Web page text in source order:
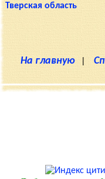
Тверская область
На главную |